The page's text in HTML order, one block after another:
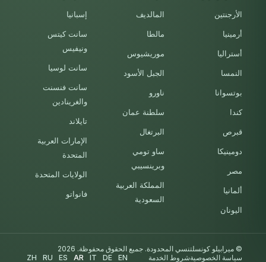
الأرجنتين
أرمينيا
أستراليا
النمسا
بوتسوانا
كندا
قبرص
دومينيكا
مصر
ألمانيا
اليونان
المالديف
مالطا
موريشيوس
الجبل الأسود
ناورو
سلطنة عمان
البرتغال
ساو تومي
وبرينسيبي
المملكة العربية
السعودية
إسبانيا
سانت كيتس
ونيفيس
سانت لوسيا
سانت فنسنت
والغرينادين
تايلاند
الإمارات العربية
المتحدة
الولايات المتحدة
فانواتو
© ميرابيلو كونسلتنسي المحدودة. جميع الحقوق محفوظة. 2026
سياسة الخصوصيةشروط الخدمة EN
DE
IT
AR
ES
RU
ZH